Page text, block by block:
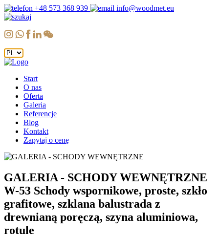
+48 573 368 939 info@woodmet.eu
Start
O nas
Oferta
Galeria
Referencje
Blog
Kontakt
Zapytaj o cenę
GALERIA - SCHODY WEWNĘTRZNE
W-53 Schody wspornikowe, proste, szkło
grafitowe, szklana balustrada z
drewnianą poręczą, szyna aluminiowa,
rotule